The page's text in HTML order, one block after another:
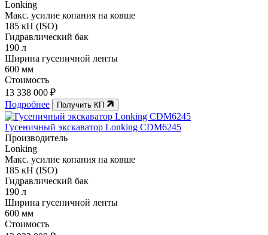
Lonking
Макс. усилие копания на ковше
185 кН (ISO)
Гидравлический бак
190 л
Ширина гусеничной ленты
600 мм
Стоимость
13 338 000 ₽
Подробнее
Получить КП
Гусеничный экскаватор Lonking CDM6245
Производитель
Lonking
Макс. усилие копания на ковше
185 кН (ISO)
Гидравлический бак
190 л
Ширина гусеничной ленты
600 мм
Стоимость